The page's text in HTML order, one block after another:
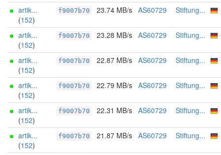
artik...
(152)
f9007b70 23.74 MB/s AS60729 Stiftung...
artik...
(152)
f9007b70 23.28 MB/s AS60729 Stiftung...
artik...
(152)
f9007b70 22.87 MB/s AS60729 Stiftung...
artik...
(152)
f9007b70 22.79 MB/s AS60729 Stiftung...
artik...
(152)
f9007b70 22.31 MB/s AS60729 Stiftung...
artik...
(152)
f9007b70 21.87 MB/s AS60729 Stiftung...